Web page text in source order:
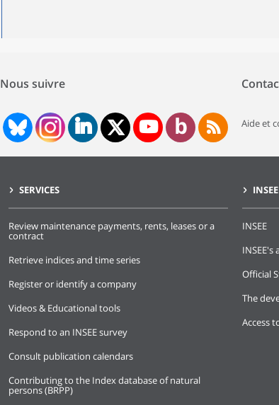
Nous suivre
Aide et
SERVICES
Review maintenance payments, rents, leases or a
contract
Retrieve indices and time series
Register or identify a company
Videos & Educational tools
Respond to an INSEE survey
Consult publication calendars
Contributing to the Index database of natural
persons (BRPP)
INSEE
INSEE's
Official
The
Access